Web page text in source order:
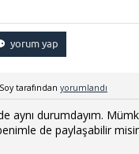
tarafından yorumlandı
aynı durumdayım.
de paylaşabilir